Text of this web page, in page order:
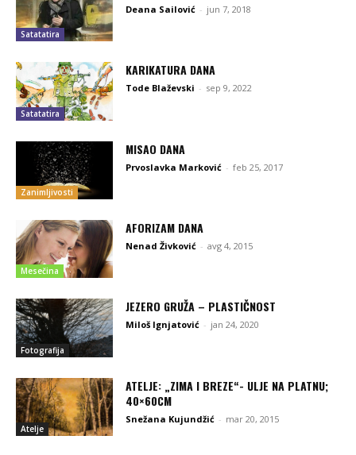
Satatatira
Deana Sailović - jun 7, 2018
Satatatira
KARIKATURA DANA
Tode Blaževski - sep 9, 2022
Zanimljivosti
MISAO DANA
Prvoslavka Marković - feb 25, 2017
Mesečina
AFORIZAM DANA
Nenad Živković - avg 4, 2015
Fotografija
JEZERO GRUŽA – PLASTIČNOST
Miloš Ignjatović - jan 24, 2020
Atelje
ATELJE: „ZIMA I BREZE“- ULJE NA PLATNU;
40×60CM
Snežana Kujundžić - mar 20, 2015